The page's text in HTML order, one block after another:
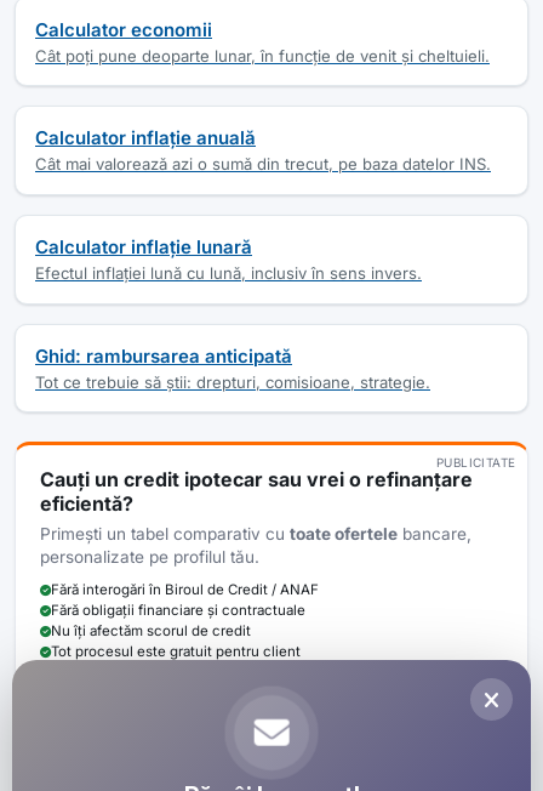
Calculator economii
Cât poți pune deoparte lunar, în funcție de venit și cheltuieli.
Calculator inflație anuală
Cât mai valorează azi o sumă din trecut, pe baza datelor INS.
Calculator inflație lunară
Efectul inflației lună cu lună, inclusiv în sens invers.
Ghid: rambursarea anticipată
Tot ce trebuie să știi: drepturi, comisioane, strategie.
PUBLICITATE
Cauți un credit ipotecar sau vrei o refinanțare
eficientă?
Primești un tabel comparativ cu toate ofertele bancare,
personalizate pe profilul tău.
Fără interogări în Biroul de Credit / ANAF
Fără obligații financiare și contractuale
Nu îți afectăm scorul de credit
Tot procesul este gratuit pentru client
pentru cauze umanitare la fiecare